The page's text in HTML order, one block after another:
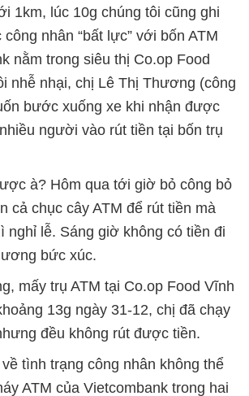
1km, lúc 10g chúng tôi cũng ghi
nhân “bất lực” với bốn ATM
nằm trong siêu thị Co.op Food
nhễ nhại, chị Lê Thị Thương (công
bước xuống xe khi nhận được
người vào rút tiền tại bốn trụ
à? Hôm qua tới giờ bỏ công bỏ
cả chục cây ATM để rút tiền mà
nghỉ lễ. Sáng giờ không có tiền đi
bức xúc.
mấy trụ ATM tại Co.op Food Vĩnh
13g ngày 31-12, chị đã chạy
đều không rút được tiền.
tình trạng công nhân không thể
ATM của Vietcombank trong hai